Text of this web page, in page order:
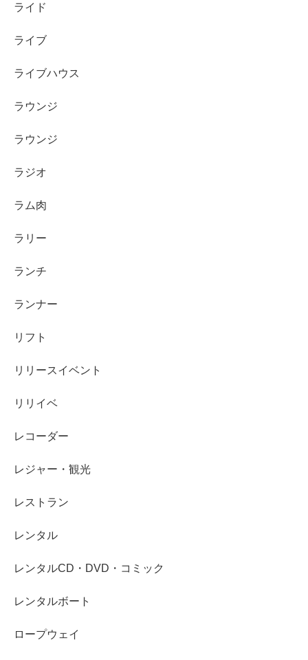
ライド
ライブ
ライブハウス
ラウンジ
ラウンジ
ラジオ
ラム肉
ラリー
ランチ
ランナー
リフト
リリースイベント
リリイベ
レコーダー
レジャー・観光
レストラン
レンタル
レンタルCD・DVD・コミック
レンタルボート
ロープウェイ